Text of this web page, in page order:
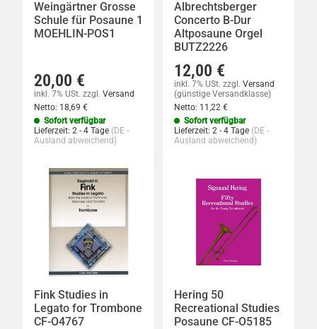
Weingärtner Grosse
Schule für Posaune 1
MOEHLIN-POS1
20,00 €
inkl. 7% USt. zzgl. Versand
Netto: 18,69 €
Sofort verfügbar
Lieferzeit: 2 - 4 Tage (DE -
Ausland abweichend)
Albrechtsberger
Concerto B-Dur
Altposaune Orgel
BUTZ2226
12,00 €
inkl. 7% USt. zzgl. Versand
(günstige Versandklasse)
Netto: 11,22 €
Sofort verfügbar
Lieferzeit: 2 - 4 Tage (DE -
Ausland abweichend)
Fink Studies in
Legato for Trombone
CF-O4767
Hering 50
Recreational Studies
Posaune CF-O5185